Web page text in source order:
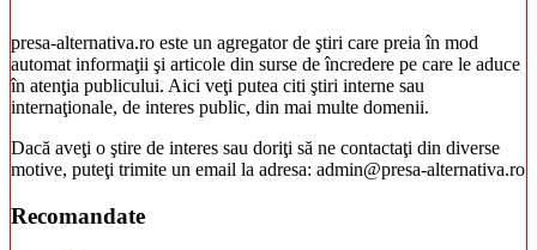
presa-alternativa.ro este un agregator de ştiri care preia în mod
automat informaţii şi articole din surse de încredere pe care le aduce
în atenţia publicului. Aici veţi putea citi ştiri interne sau
internaţionale, de interes public, din mai multe domenii.
Dacă aveţi o ştire de interes sau doriţi să ne contactaţi din diverse
motive, puteţi trimite un email la adresa: admin@presa-alternativa.ro
Recomandate